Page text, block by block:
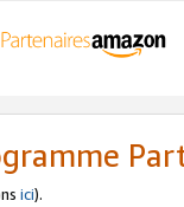
ici).